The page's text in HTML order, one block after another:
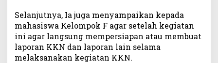
Selanjutnya, Ia juga menyampaikan kepada
mahasiswa Kelompok F agar setelah kegiatan
ini agar langsung mempersiapan atau membuat
laporan KKN dan laporan lain selama
melaksanakan kegiatan KKN.